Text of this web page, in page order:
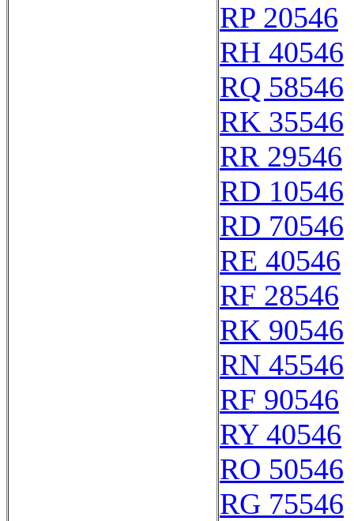
RP 20546
RH 40546
RQ 58546
RK 35546
RR 29546
RD 10546
RD 70546
RE 40546
RF 28546
RK 90546
RN 45546
RF 90546
RY 40546
RO 50546
RG 75546